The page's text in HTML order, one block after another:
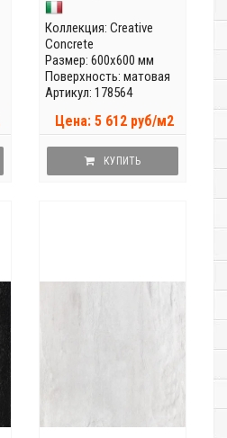
Коллекция: Creative
Concrete
Размер: 600x600 мм
Поверхность: матовая
Артикул: 178564
Цена: 5 612 руб/м2
КУПИТЬ